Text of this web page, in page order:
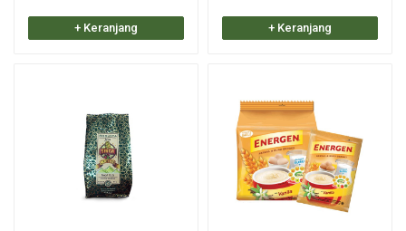
+ Keranjang + Keranjang